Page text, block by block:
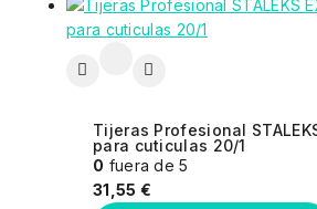
Tijeras Profesional
para cuticulas 20/1
0 fuera de 5
31,55 €